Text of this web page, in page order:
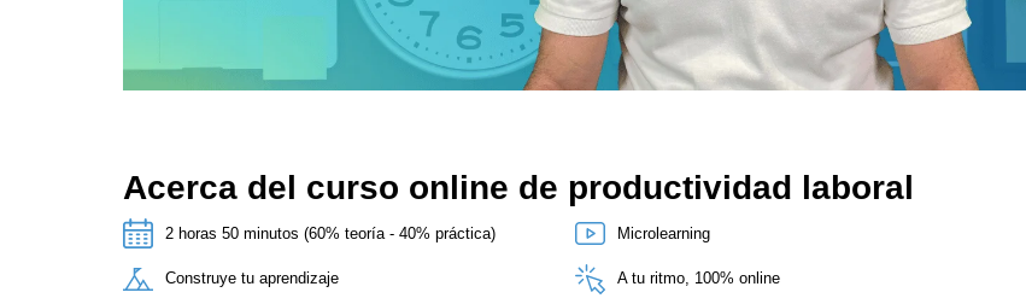
Acerca del curso online de productividad laboral
2 horas 50 minutos (60% teoría - 40% práctica) Microlearning
Construye tu aprendizaje A tu ritmo, 100% online